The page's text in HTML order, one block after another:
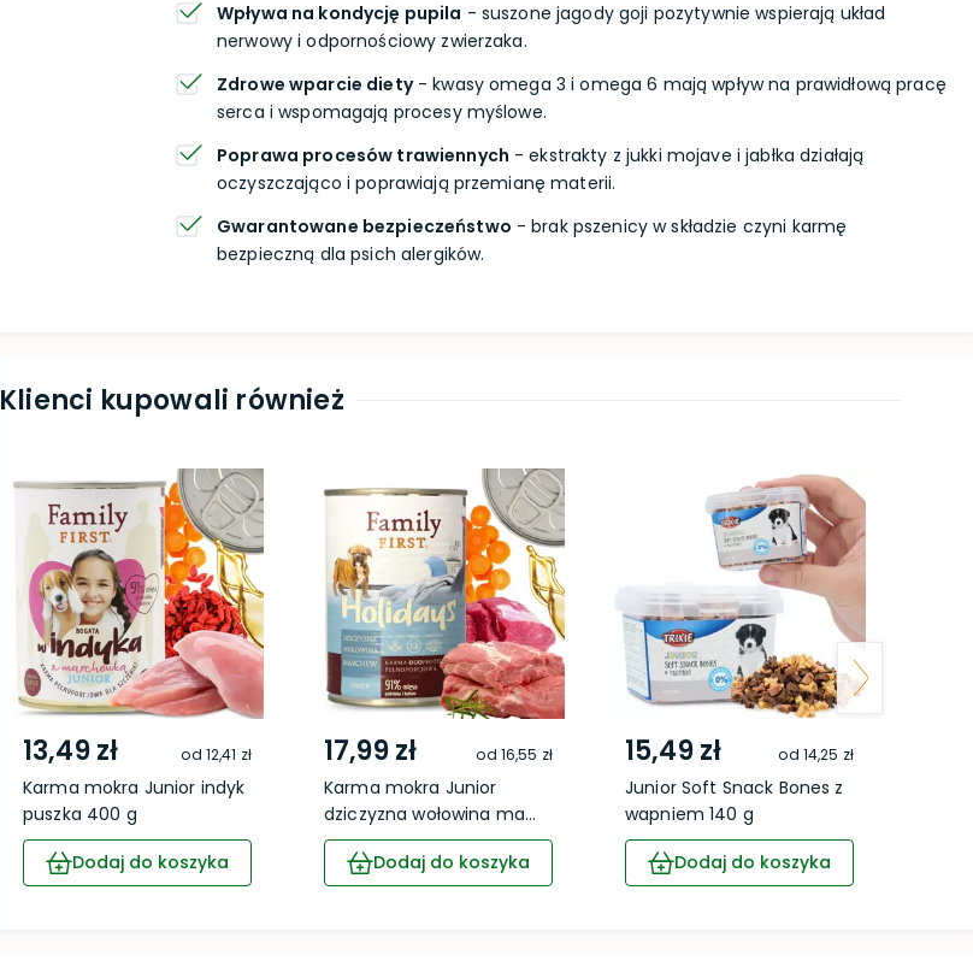
Wpływa na kondycję pupila - suszone jagody goji pozytywnie wspierają układ
nerwowy i odpornościowy zwierzaka.
Zdrowe wparcie diety- kwasy omega 3 i omega 6 mają wpływ na prawidłową pracę
serca i wspomagają procesy myślowe.
Poprawa procesów trawiennych - ekstrakty z jukki mojave i jabłka działają
oczyszczająco i poprawiają przemianę materii.
Gwarantowane bezpieczeństwo - brak pszenicy w składzie czyni karmę
bezpieczną dla psich alergików.
Klienci kupowali również
13,49 zł od 12,41 zł
Karma mokra Junior indyk
puszka 400 g
Dodaj do koszyka
17,99 zł od 16,55 zł
Karma mokra Junior
dziczyzna wołowina ma...
Dodaj do koszyka
15,49 zł od 14,25 zł
Junior Soft Snack Bones z
wapniem 140 g
Dodaj do koszyka